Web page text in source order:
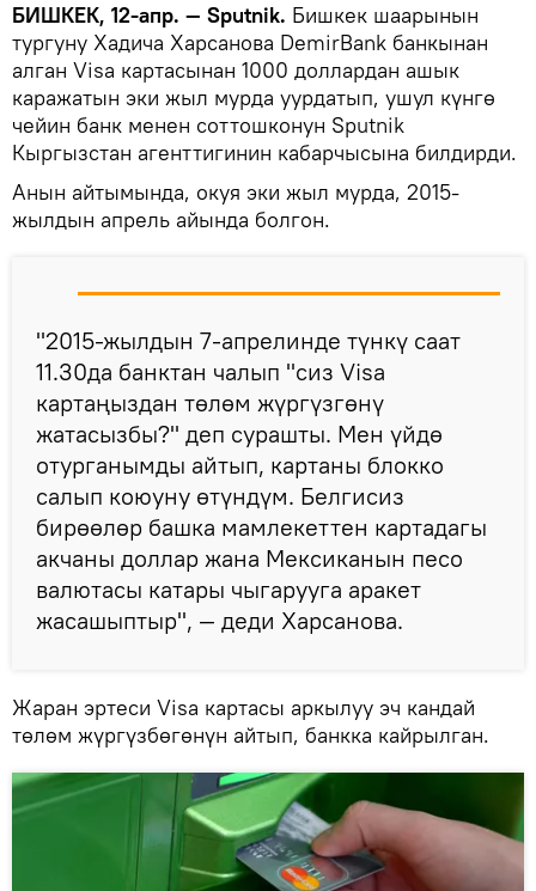
БИШКЕК, 12-апр. — Sputnik. Бишкек шаарынын
тургуну Хадича Харсанова DemirBank банкынан
алган Visa картасынан 1000 доллардан ашык
каражатын эки жыл мурда уурдатып, ушул күнгө
чейин банк менен соттошконун Sputnik
Кыргызстан агенттигинин кабарчысына билдирди.
Анын айтымында, окуя эки жыл мурда, 2015-
жылдын апрель айында болгон.
"2015-жылдын 7-апрелинде түнкү саат
11.30да банктан чалып "сиз Visa
картаңыздан төлөм жүргүзгөнү
жатасызбы?" деп сурашты. Мен үйдө
отурганымды айтып, картаны блокко
салып коюуну өтүндүм. Белгисиз
бирөөлөр башка мамлекеттен картадагы
акчаны доллар жана Мексиканын песо
валютасы катары чыгарууга аракет
жасашыптыр", — деди Харсанова.
Жаран эртеси Visa картасы аркылуу эч кандай
төлөм жүргүзбөгөнүн айтып, банкка кайрылган.